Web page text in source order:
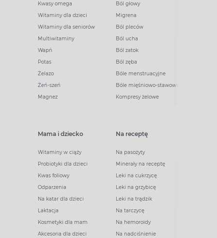
Kwasy omega
Witaminy dla dzieci
Witaminy dla seniorów
Multiwitaminy
Wapń
Potas
Żelazo
Żeń-szeń
Magnez
Ból głowy
Migrena
Ból pleców
Ból ucha
Ból zatok
Ból zęba
Bóle menstruacyjne
Bóle mięśniowo-stawowe
Kompresy żelowe
Mama i dziecko
Witaminy w ciąży
Probiotyki dla dzieci
Kwas foliowy
Odparzenia
Na katar dla dzieci
Laktacja
Kosmetyki dla mam
Akcesoria dla dzieci
Na receptę
Na pasożyty
Minerały na receptę
Leki na cukrzycę
Leki na grzybicę
Leki na trądzik
Na tarczycę
Na hemoroidy
Na nadciśnienie